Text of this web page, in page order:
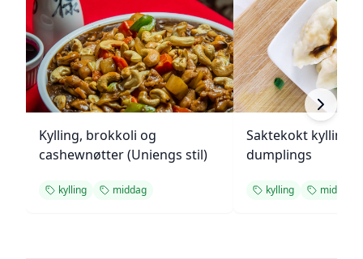
Kylling, brokkoli og
cashewnøtter (Uniengs stil)
kylling middag
Saktekokt kylling
dumplings
kylling middag